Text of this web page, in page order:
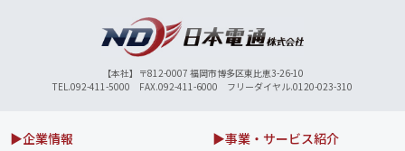
【本社】〒812-0007 福岡市博多区東比恵3-26-10
TEL.092-411-5000 FAX.092-411-6000 フリーダイヤル.0120-023-310
▶企業情報
▶事業・サービス紹介